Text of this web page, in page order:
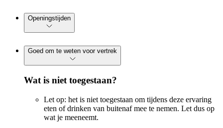
Openingstijden
Goed om te weten voor vertrek
Wat is niet toegestaan?
Let op: het is niet toegestaan om tijdens deze ervaring
eten of drinken van buitenaf mee te nemen. Let dus op
wat je meeneemt.